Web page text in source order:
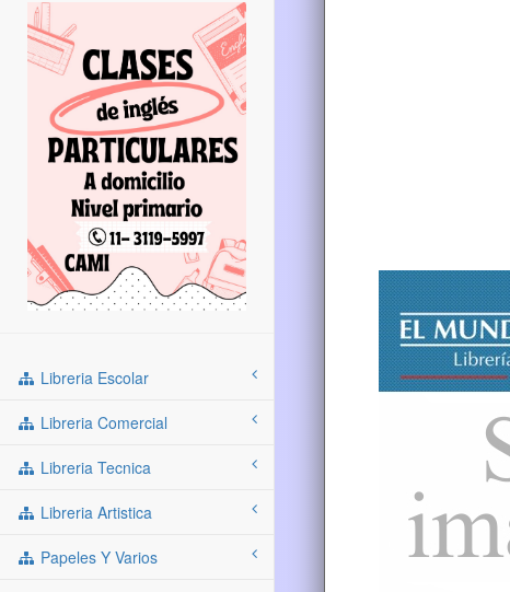
Libreria Escolar
Libreria Comercial
Libreria Tecnica
Libreria Artistica
Papeles Y Varios